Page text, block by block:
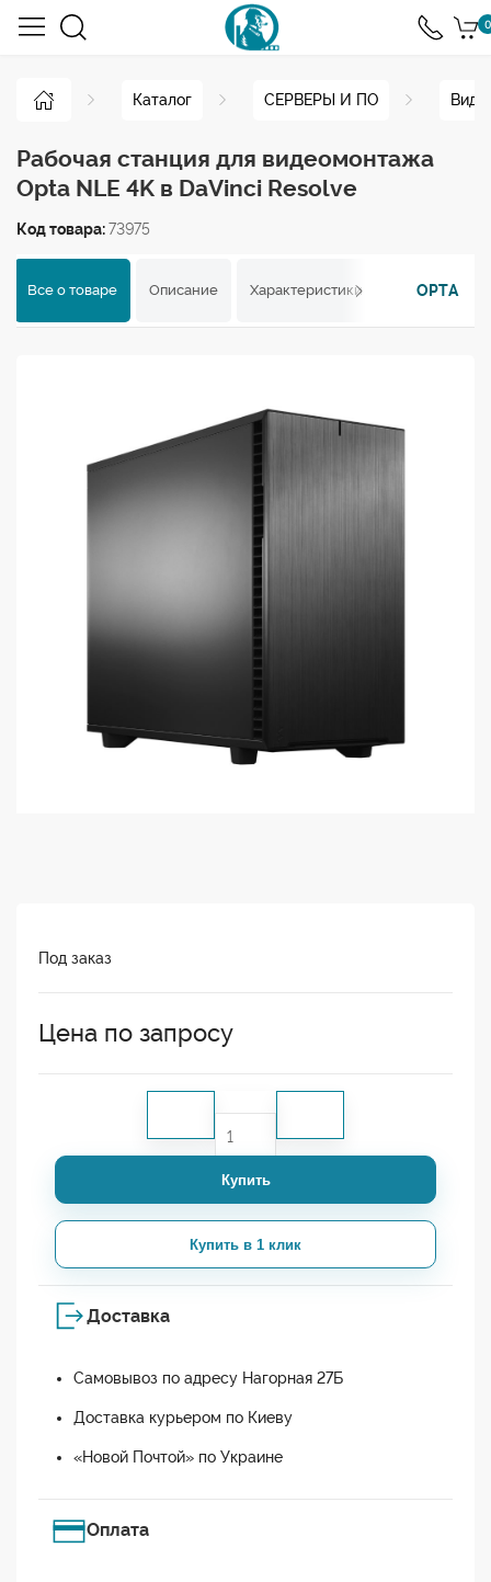
0
Каталог СЕРВЕРЫ И ПО
Рабочая станция для видеомонтажа
Opta NLE 4K в DaVinci Resolve
Код товара:73975
Все о товаре Описание Характеристики Отзывы
OPTA
Под заказ
Цена по запросу
Купить
Купить в 1 клик
Доставка
Самовывоз по адресу Нагорная 27Б
Доставка курьером по Киеву
«Новой Почтой» по Украине
Оплата